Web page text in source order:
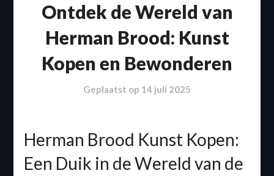
Ontdek de Wereld van
Herman Brood: Kunst
Kopen en Bewonderen
Geplaatst op 14 juli 2025
Herman Brood Kunst Kopen:
Een Duik in de Wereld van de